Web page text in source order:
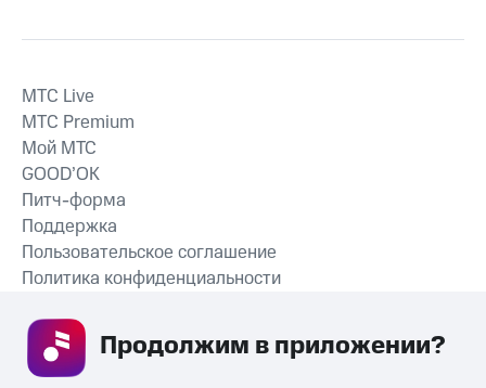
СКАЧАТЬ ПРИЛОЖЕНИЕ
MTС Live
MTС Premium
Мой МТС
GOOD’OK
Питч-форма
Поддержка
Пользовательское соглашение
Политика конфиденциальности